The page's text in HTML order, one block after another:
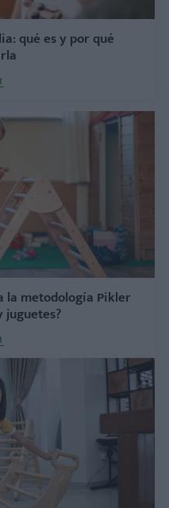
qué es y por qué
la metodología Pikler
juguetes?